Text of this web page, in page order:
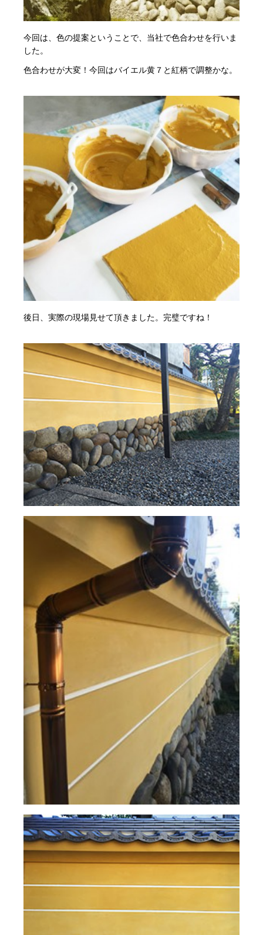
今回は、色の提案ということで、当社で色合わせを行いま
した。
色合わせが大変！今回はバイエル黄７と紅柄で調整かな。
後日、実際の現場見せて頂きました。完璧ですね！